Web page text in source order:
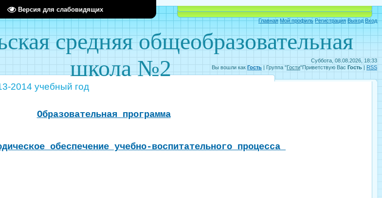
Версия для слабовидящих
Суббота, 08.08.2026, 18:33
Вы вошли как Гость | Группа "Гости"Приветствую Вас Гость | RSS
средняя общеобразовательная
школа №2
Главная Мой профиль Регистрация Выход Вход
Объявления Электронный дневник
2014 учебный год
Образовательная программа
обеспечение учебно-воспитательного процесса